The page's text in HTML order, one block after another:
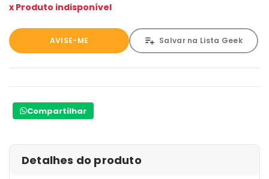
x Produto indisponível
AVISE-ME Salvar na Lista Geek
Compartilhar
Detalhes do produto